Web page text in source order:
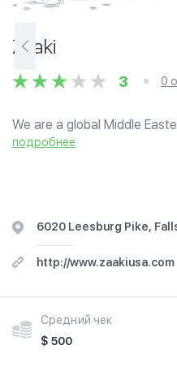
Zaaki
3 0
We are a global Middle
from the entire Arab World.
подробнее
6020 Leesburg Pike,
http://www.zaakiusa.com
Средний чек
$ 500